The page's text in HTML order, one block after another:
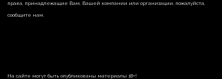
права, принадлежащие Вам, Вашей компании или организации, пожалуйста,
сообщите нам.
На сайте могут быть опубликованы материалы 18+!